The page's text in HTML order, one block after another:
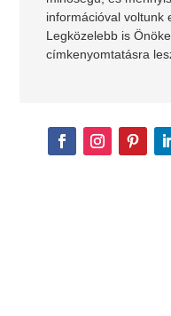
információval voltunk
Legközelebb is
címkenyomtatásra